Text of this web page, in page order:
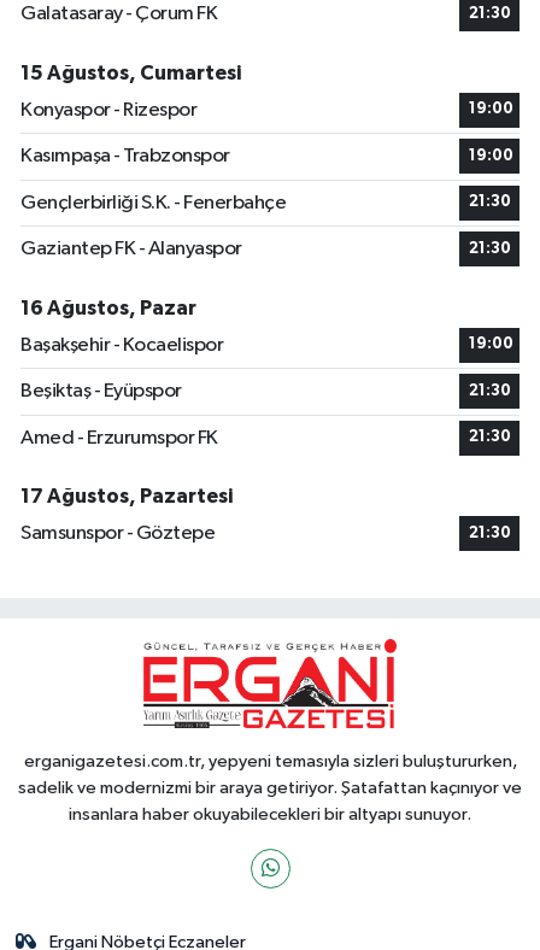
Galatasaray - Çorum FK
21:30
15 Ağustos, Cumartesi
Konyaspor - Rizespor
19:00
Kasımpaşa - Trabzonspor 19:00
Gençlerbirliği S.K. - Fenerbahçe 21:30
Gaziantep FK - Alanyaspor 21:30
16 Ağustos, Pazar
Başakşehir - Kocaelispor
19:00
Beşiktaş - Eyüpspor 21:30
Amed - Erzurumspor FK 21:30
17 Ağustos, Pazartesi
Samsunspor - Göztepe
21:30
erganigazetesi.com.tr, yepyeni temasıyla sizleri buluştururken,
sadelik ve modernizmi bir araya getiriyor. Şatafattan kaçınıyor ve
insanlara haber okuyabilecekleri bir altyapı sunuyor.
Ergani Nöbetçi Eczaneler